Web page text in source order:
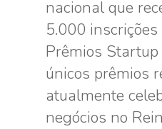
nacional que
5.000 inscrições
Prêmios Startup
únicos prêmios
atualmente
negócios no